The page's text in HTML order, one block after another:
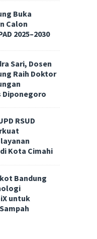
Buka
Calon
2025–2030
Sari, Dosen
Raih Doktor
Diponegoro
RSUD
Kota Cimahi
Bandung
untuk